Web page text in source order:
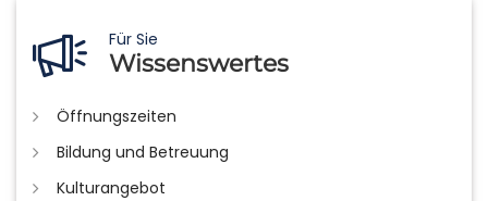
Für Sie
Wissenswertes
Öffnungszeiten
Bildung und Betreuung
Kulturangebot